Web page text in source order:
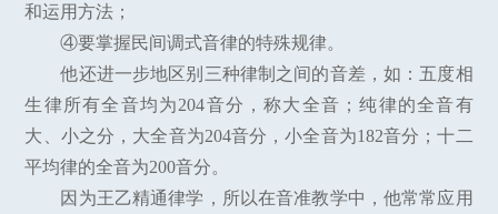
和运用方法；
④要掌握民间调式音律的特殊规律。
他还进一步地区别三种律制之间的音差，如：五度相
生律所有全音均为204音分，称大全音；纯律的全音有
大、小之分，大全音为204音分，小全音为182音分；十二
平均律的全音为200音分。
因为王乙精通律学，所以在音准教学中，他常常应用